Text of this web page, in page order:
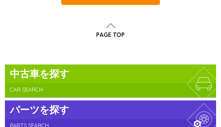
PAGE TOP
中古車を探す
CAR SEARCH
パーツを探す
PARTS SEARCH